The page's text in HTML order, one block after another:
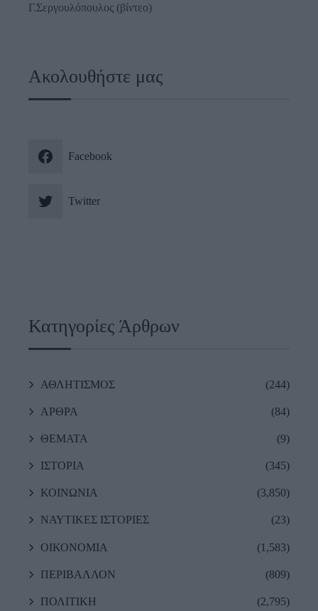
Γ.Σεργουλόπουλος (βίντεο)
Ακολουθήστε μας
Facebook
Twitter
Κατηγορίες Άρθρων
ΑΘΛΗΤΙΣΜΟΣ (244)
ΑΡΘΡΑ (84)
ΘΕΜΑΤΑ (9)
ΙΣΤΟΡΙΑ (345)
ΚΟΙΝΩΝΙΑ (3,850)
ΝΑΥΤΙΚΕΣ ΙΣΤΟΡΙΕΣ (23)
ΟΙΚΟΝΟΜΙΑ (1,583)
ΠΕΡΙΒΑΛΛΟΝ (809)
ΠΟΛΙΤΙΚΗ (2,795)